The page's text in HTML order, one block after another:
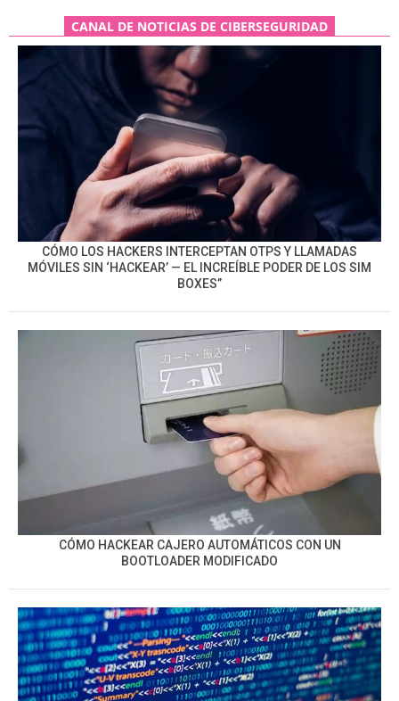
CANAL DE NOTICIAS DE CIBERSEGURIDAD
CÓMO LOS HACKERS INTERCEPTAN OTPS Y LLAMADAS
MÓVILES SIN ‘HACKEAR’ — EL INCREÍBLE PODER DE LOS SIM
BOXES”
CÓMO HACKEAR CAJERO AUTOMÁTICOS CON UN
BOOTLOADER MODIFICADO